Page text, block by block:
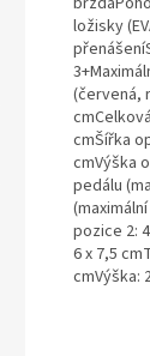
ložisky
(červená,
cmŠířka
cmVýška
pedálu
pozice 2:
6 x 7,5
cmVýška: